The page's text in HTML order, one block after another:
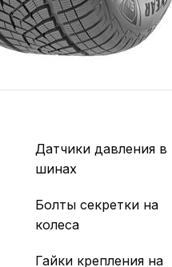
Датчики давления в
шинах
Болты секретки на
колеса
Гайки крепления на